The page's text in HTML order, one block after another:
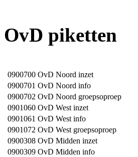
OvD piketten
0900700 OvD Noord inzet
0900701 OvD Noord info
0900702 OvD Noord groepsoproep
0901060 OvD West inzet
0901061 OvD West info
0901072 OvD West groepsoproep
0900308 OvD Midden inzet
0900309 OvD Midden info